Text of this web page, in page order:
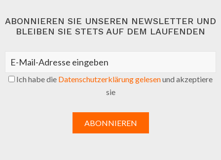
ABONNIEREN SIE UNSEREN NEWSLETTER UND
BLEIBEN SIE STETS AUF DEM LAUFENDEN
Ich habe die Datenschutzerklärung gelesenund akzeptiere
sie